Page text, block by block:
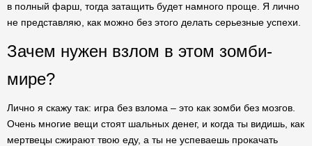
в полный фарш, тогда затащить будет намного проще. Я лично
не представляю, как можно без этого делать серьезные успехи.
Зачем нужен взлом в этом зомби-
мире?
Лично я скажу так: игра без взлома – это как зомби без мозгов.
Очень многие вещи стоят шальных денег, и когда ты видишь, как
мертвецы сжирают твою еду, а ты не успеваешь прокачать